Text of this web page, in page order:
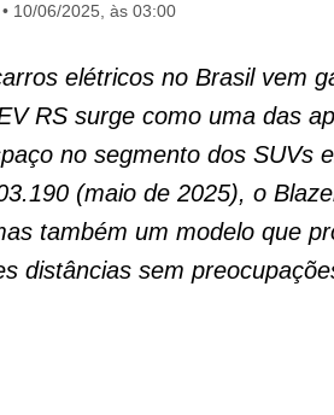
10/06/2025, às 03:00
elétricos no Brasil vem
RS surge como uma das
no segmento dos SUVs
(maio de 2025), o
também um modelo que
distâncias sem